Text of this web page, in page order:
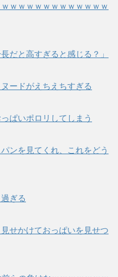
ｗｗｗｗｗｗｗｗｗｗｗｗ
だと高すぎると感じる？」
ードがえちえちすぎる
ぱいポロリしてしまう
ンを見てくれ、これをどう
ぎる
せかけておっぱいを見せつ